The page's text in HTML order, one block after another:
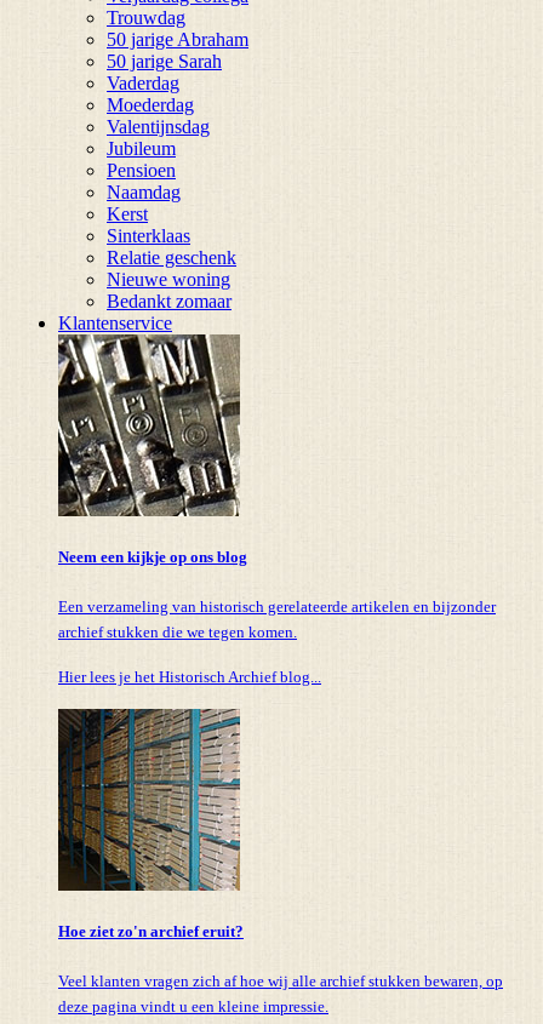
Trouwdag
50 jarige Abraham
50 jarige Sarah
Vaderdag
Moederdag
Valentijnsdag
Jubileum
Pensioen
Naamdag
Kerst
Sinterklaas
Relatie geschenk
Nieuwe woning
Bedankt zomaar
Klantenservice
Neem een kijkje op ons blog
Een verzameling van historisch gerelateerde artikelen en bijzonder
archief stukken die we tegen komen.
Hier lees je het Historisch Archief blog...
Hoe ziet zo'n archief eruit?
Veel klanten vragen zich af hoe wij alle archief stukken bewaren, op
deze pagina vindt u een kleine impressie.